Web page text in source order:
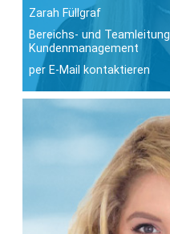
Zarah Füllgraf
Bereichs- und Teamleitung
Kundenmanagement
per E-Mail kontaktieren